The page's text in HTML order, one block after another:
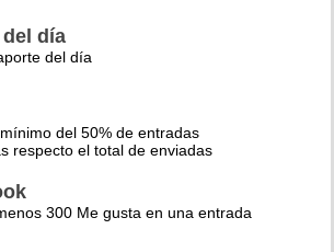
día
del día
del 50% de entradas
respecto el total de enviadas
300 Me gusta en una entrada